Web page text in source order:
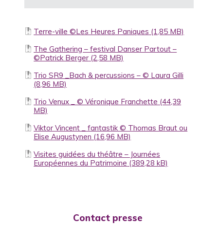
Terre-ville ©Les Heures Paniques
The Gathering – festival Danser Partout –
©Patrick Berger
Trio SR9 _Bach & percussions – © Laura Gilli
Trio Venux _ © Véronique Franchette
Viktor Vincent _ fantastik © Thomas Braut ou
Elise Augustynen
Visites guidées du théâtre – Journées
Européennes du Patrimoine
Contact presse